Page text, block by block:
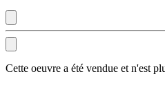
Cette oeuvre a été vendue et n'est